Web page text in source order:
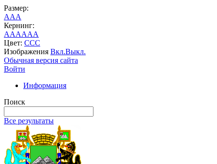
Размер:
AAA
Кернинг:
AAAAAA
Цвет: CCC
Изображения Вкл.Выкл.
Обычная версия сайта
Войти
Информация
Поиск
Все результаты